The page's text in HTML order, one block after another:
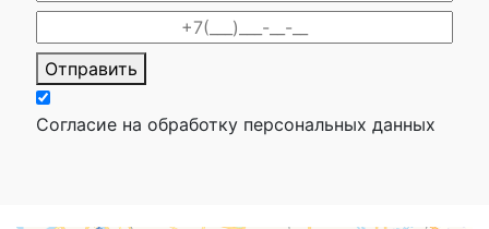
Отправить
Согласие на обработку персональных данных